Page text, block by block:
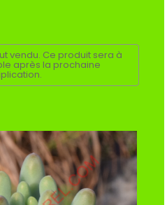
vendu. Ce produit sera à
après la prochaine